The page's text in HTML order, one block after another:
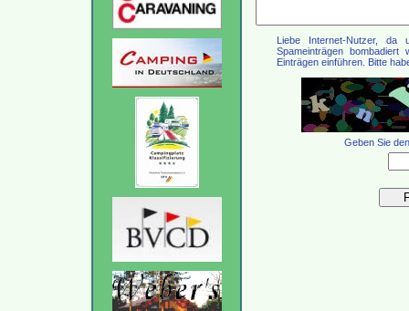
Liebe Internet-Nutzer,
Spameinträgen
Einträgen einführen. Bitte
Geben Sie